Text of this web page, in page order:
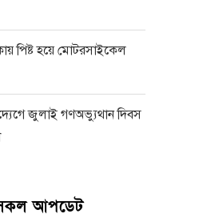
পিষ্ট হয়ে মোটরসাইকেল
জুলাই গণঅভ্যুথান দিবস
আপডেট